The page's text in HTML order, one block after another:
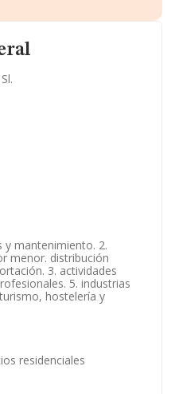
y mantenimiento. 2.
menor. distribución
3. actividades
5. industrias
hostelería y
residenciales
complementaria.